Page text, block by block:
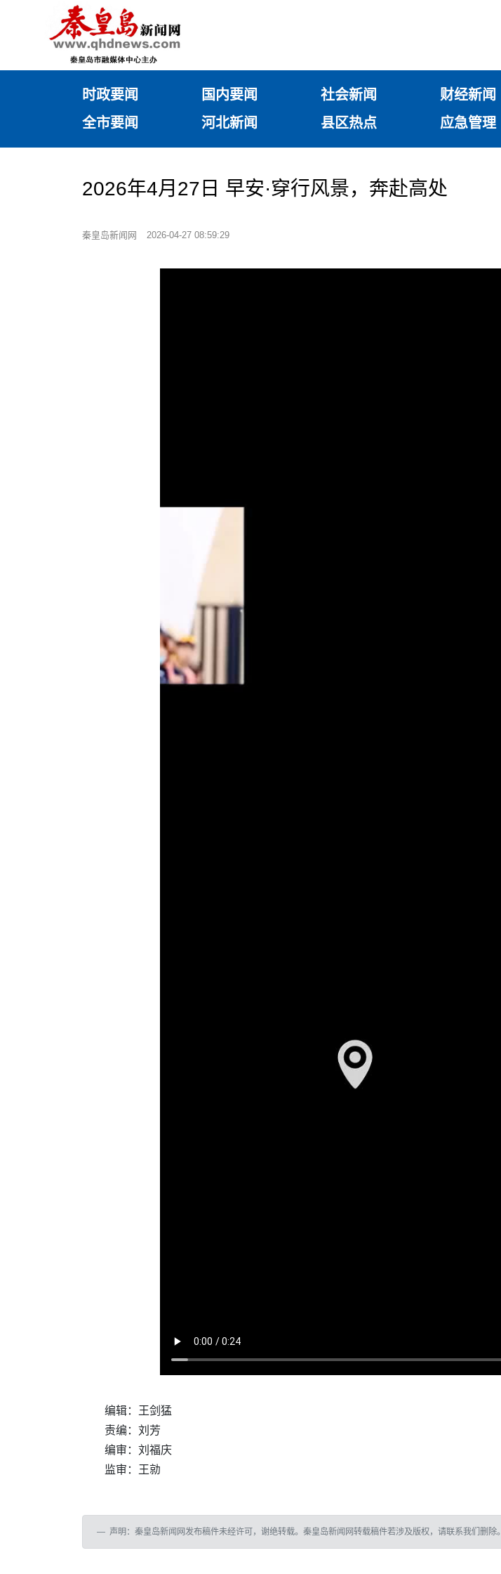
时政要闻 国内要闻 社会新闻 财经新闻
全市要闻
河北新闻 县区热点 应急管理
2026年4月27日 早安·穿行风景，奔赴高处
秦皇岛新闻网 2026-04-27 08:59:29
编辑：王剑猛
责编：刘芳
编审：刘福庆
监审：王勍
声明：秦皇岛新闻网发布稿件未经许可，谢绝转载。秦皇岛新闻网转载稿件若涉及版权，请联系我们删除。